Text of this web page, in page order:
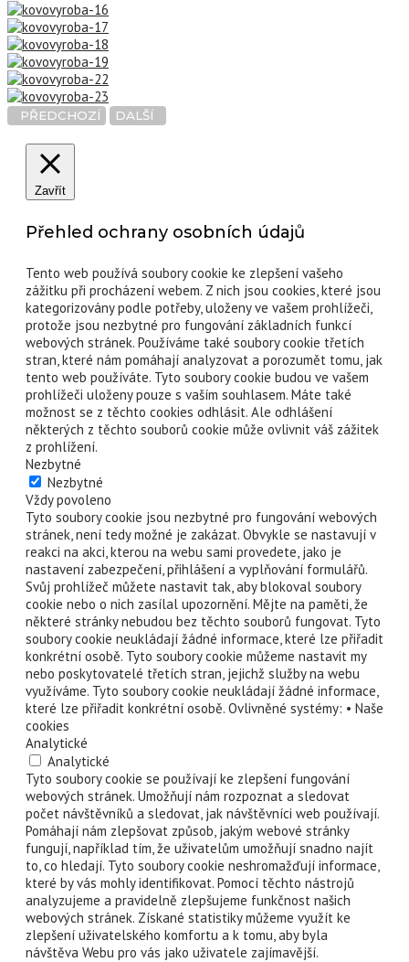
PŘEDCHOZÍ DALŠÍ
Zavřít
Přehled ochrany osobních údajů
Tento web používá soubory cookie ke zlepšení vašeho
zážitku při procházení webem. Z nich jsou cookies, které jsou
kategorizovány podle potřeby, uloženy ve vašem prohlížeči,
protože jsou nezbytné pro fungování základních funkcí
webových stránek. Používáme také soubory cookie třetích
stran, které nám pomáhají analyzovat a porozumět tomu, jak
tento web používáte. Tyto soubory cookie budou ve vašem
prohlížeči uloženy pouze s vaším souhlasem. Máte také
možnost se z těchto cookies odhlásit. Ale odhlášení
některých z těchto souborů cookie může ovlivnit váš zážitek
z prohlížení.
Nezbytné
Nezbytné
Vždy povoleno
Tyto soubory cookie jsou nezbytné pro fungování webových
stránek, není tedy možné je zakázat. Obvykle se nastavují v
reakci na akci, kterou na webu sami provedete, jako je
nastavení zabezpečení, přihlášení a vyplňování formulářů.
Svůj prohlížeč můžete nastavit tak, aby blokoval soubory
cookie nebo o nich zasílal upozornění. Mějte na paměti, že
některé stránky nebudou bez těchto souborů fungovat. Tyto
soubory cookie neukládají žádné informace, které lze přiřadit
konkrétní osobě. Tyto soubory cookie můžeme nastavit my
nebo poskytovatelé třetích stran, jejichž služby na webu
využíváme. Tyto soubory cookie neukládají žádné informace,
které lze přiřadit konkrétní osobě. Ovlivněné systémy: • Naše
cookies
Analytické
Analytické
Tyto soubory cookie se používají ke zlepšení fungování
webových stránek. Umožňují nám rozpoznat a sledovat
počet návštěvníků a sledovat, jak návštěvníci web používají.
Pomáhají nám zlepšovat způsob, jakým webové stránky
fungují, například tím, že uživatelům umožňují snadno najít
to, co hledají. Tyto soubory cookie neshromažďují informace,
které by vás mohly identifikovat. Pomocí těchto nástrojů
analyzujeme a pravidelně zlepšujeme funkčnost našich
webových stránek. Získané statistiky můžeme využít ke
zlepšení uživatelského komfortu a k tomu, aby byla
návštěva Webu pro vás jako uživatele zajímavější.